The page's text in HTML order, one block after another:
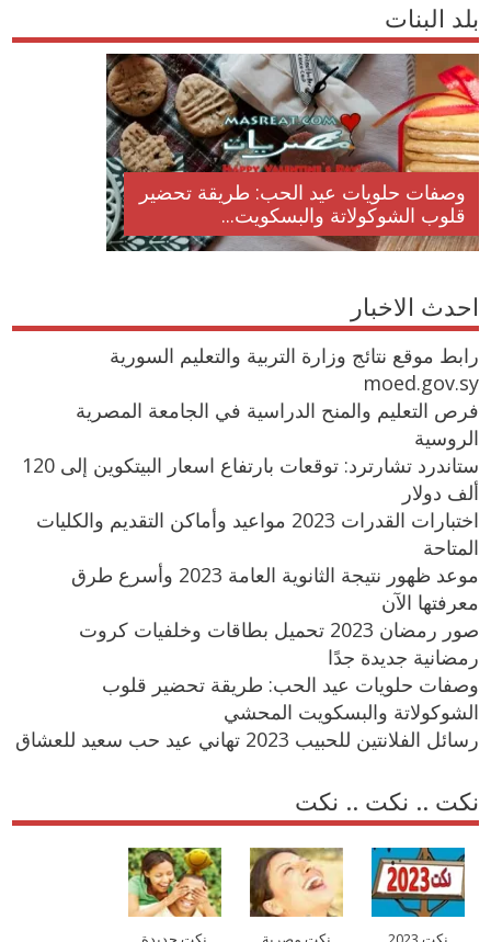
بلد البنات
وصفات حلويات عيد الحب: طريقة تحضير
قلوب الشوكولاتة والبسكويت...
احدث الاخبار
رابط موقع نتائج وزارة التربية والتعليم السورية
moed.gov.sy
فرص التعليم والمنح الدراسية في الجامعة المصرية
الروسية
ستاندرد تشارترد: توقعات بارتفاع اسعار البيتكوين إلى 120
ألف دولار
اختبارات القدرات 2023 مواعيد وأماكن التقديم والكليات
المتاحة
موعد ظهور نتيجة الثانوية العامة 2023 وأسرع طرق
معرفتها الآن
صور رمضان 2023 تحميل بطاقات وخلفيات كروت
رمضانية جديدة جدًا
وصفات حلويات عيد الحب: طريقة تحضير قلوب
الشوكولاتة والبسكويت المحشي
رسائل الفلانتين للحبيب 2023 تهاني عيد حب سعيد للعشاق
نكت .. نكت .. نكت